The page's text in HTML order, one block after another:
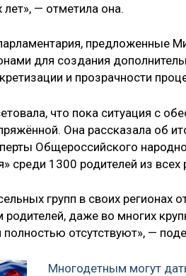
лет», — отметила она.
предложенные
для создания
и прозрачности
что пока ситуация с
Она рассказала об
Общероссийского
среди 1300 родителей из всех
групп в своих регионах
даже во многих
полностью отсутствуют», —
Многодетным могут